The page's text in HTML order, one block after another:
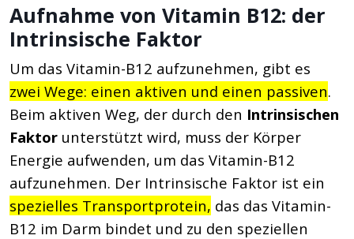
Aufnahme von Vitamin B12: der
Intrinsische Faktor
Um das Vitamin-B12 aufzunehmen, gibt es
zwei Wege: einen aktiven und einen passiven.
Beim aktiven Weg, der durch den Intrinsischen
Faktor unterstützt wird, muss der Körper
Energie aufwenden, um das Vitamin-B12
aufzunehmen. Der Intrinsische Faktor ist ein
spezielles Transportprotein, das das Vitamin-
B12 im Darm bindet und zu den speziellen